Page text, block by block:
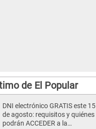
de El Popular
DNI electrónico GRATIS este 15
de agosto: requisitos y quiénes
podrán ACCEDER a la